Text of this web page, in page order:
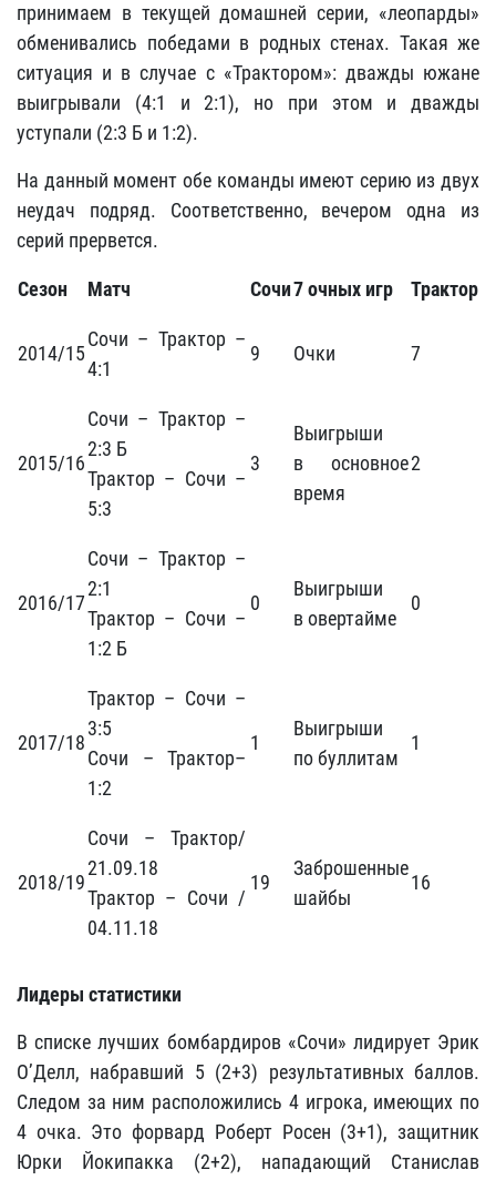
принимаем в текущей домашней серии, «леопарды»
обменивались победами в родных стенах. Такая же
ситуация и в случае с «Трактором»: дважды южане
выигрывали (4:1 и 2:1), но при этом и дважды
уступали (2:3 Б и 1:2).
На данный момент обе команды имеют серию из двух
неудач подряд. Соответственно, вечером одна из
серий прервется.
Сезон Матч Сочи7 очных игр Трактор
2014/15
Сочи – Трактор –
4:1
9 Очки 7
2015/16
Сочи – Трактор –
2:3 Б
Трактор – Сочи –
5:3
3
Выигрыши
в основное
время
2
2016/17
Сочи – Трактор –
2:1
Трактор – Сочи –
1:2 Б
0
Выигрыши
в овертайме
0
2017/18
Трактор – Сочи –
3:5
Сочи – Трактор–
1:2
1
Выигрыши
по буллитам
1
2018/19
Сочи – Трактор/
21.09.18
Трактор – Сочи /
04.11.18
19
Заброшенные
шайбы
16
Лидеры статистики
В списке лучших бомбардиров «Сочи» лидирует Эрик
О’Делл, набравший 5 (2+3) результативных баллов.
Следом за ним расположились 4 игрока, имеющих по
4 очка. Это форвард Роберт Росен (3+1), защитник
Юрки Йокипакка (2+2), нападающий Станислав